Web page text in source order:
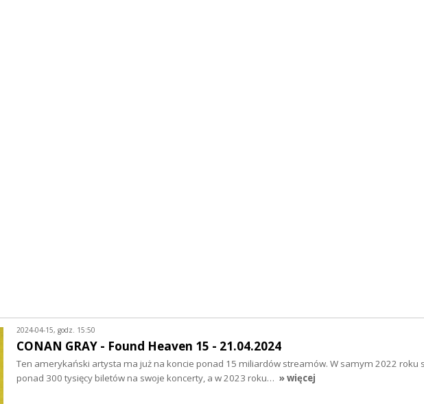
2024-04-15, godz. 15:50
CONAN GRAY - Found Heaven 15 - 21.04.2024
Ten amerykański artysta ma już na koncie ponad 15 miliardów streamów. W samym 2022 roku
ponad 300 tysięcy biletów na swoje koncerty, a w 2023 roku… » więcej